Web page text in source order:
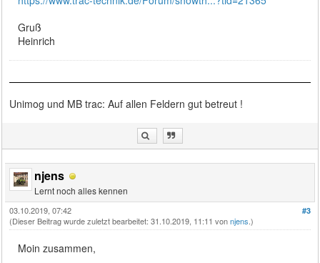
Gruß
Heinrich
Unimog und MB trac: Auf allen Feldern gut betreut !
njens
Lernt noch alles kennen
#3
03.10.2019, 07:42
(Dieser Beitrag wurde zuletzt bearbeitet: 31.10.2019, 11:11 vonnjens .)
Moin zusammen,